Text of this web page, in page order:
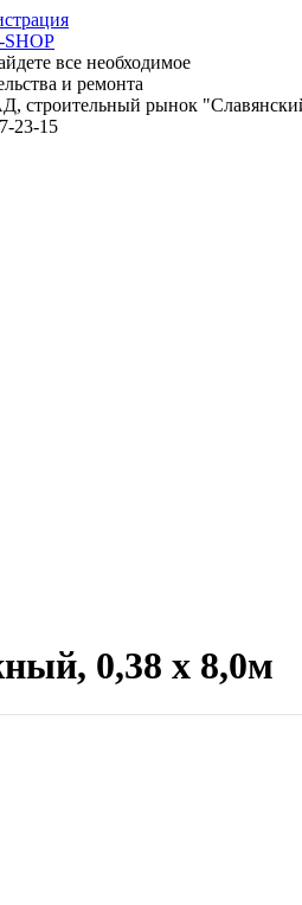
все необходимое
и ремонта
строительный рынок
23-15
0,38 х 8,0м